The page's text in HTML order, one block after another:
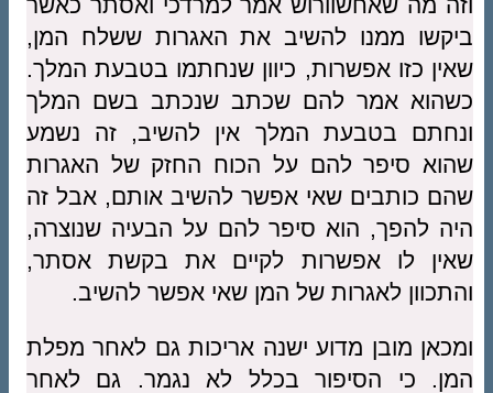
ביקשו ממנו להשיב את האגרות ששלח המן,
שאין כזו אפשרות, כיוון שנחתמו בטבעת המלך.
כשהוא אמר להם שכתב שנכתב בשם המלך
ונחתם בטבעת המלך אין להשיב, זה נשמע
שהוא סיפר להם על הכוח החזק של האגרות
שהם כותבים שאי אפשר להשיב אותם, אבל זה
היה להפך, הוא סיפר להם על הבעיה שנוצרה,
שאין לו אפשרות לקיים את בקשת אסתר,
והתכוון לאגרות של המן שאי אפשר להשיב.
ומכאן מובן מדוע ישנה אריכות גם לאחר מפלת
המן. כי הסיפור בכלל לא נגמר. גם לאחר